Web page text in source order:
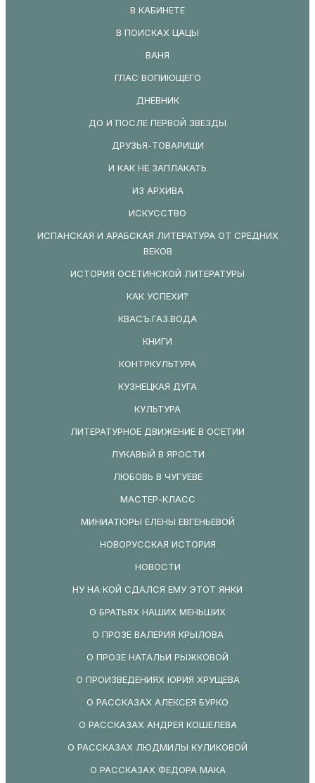
В КАБИНЕТЕ
В ПОИСКАХ ЦАЦЫ
ВАНЯ
ГЛАС ВОПИЮЩЕГО
ДНЕВНИК
ДО И ПОСЛЕ ПЕРВОЙ ЗВЕЗДЫ
ДРУЗЬЯ-ТОВАРИЩИ
И КАК НЕ ЗАПЛАКАТЬ
ИЗ АРХИВА
ИСКУССТВО
ИСПАНСКАЯ И АРАБСКАЯ ЛИТЕРАТУРА ОТ СРЕДНИХ
ВЕКОВ
ИСТОРИЯ ОСЕТИНСКОЙ ЛИТЕРАТУРЫ
КАК УСПЕХИ?
КВАСЪ.ГАЗ.ВОДА
КНИГИ
КОНТРКУЛЬТУРА
КУЗНЕЦКАЯ ДУГА
КУЛЬТУРА
ЛИТЕРАТУРНОЕ ДВИЖЕНИЕ В ОСЕТИИ
ЛУКАВЫЙ В ЯРОСТИ
ЛЮБОВЬ В ЧУГУЕВЕ
МАСТЕР-КЛАСС
МИНИАТЮРЫ ЕЛЕНЫ ЕВГЕНЬЕВОЙ
НОВОРУССКАЯ ИСТОРИЯ
НОВОСТИ
НУ НА КОЙ СДАЛСЯ ЕМУ ЭТОТ ЯНКИ
О БРАТЬЯХ НАШИХ МЕНЬШИХ
О ПРОЗЕ ВАЛЕРИЯ КРЫЛОВА
О ПРОЗЕ НАТАЛЬИ РЫЖКОВОЙ
О ПРОИЗВЕДЕНИЯХ ЮРИЯ ХРУЩЕВА
О РАССКАЗАХ АЛЕКСЕЯ БУРКО
О РАССКАЗАХ АНДРЕЯ КОШЕЛЕВА
О РАССКАЗАХ ЛЮДМИЛЫ КУЛИКОВОЙ
О РАССКАЗАХ ФЕДОРА МАКА